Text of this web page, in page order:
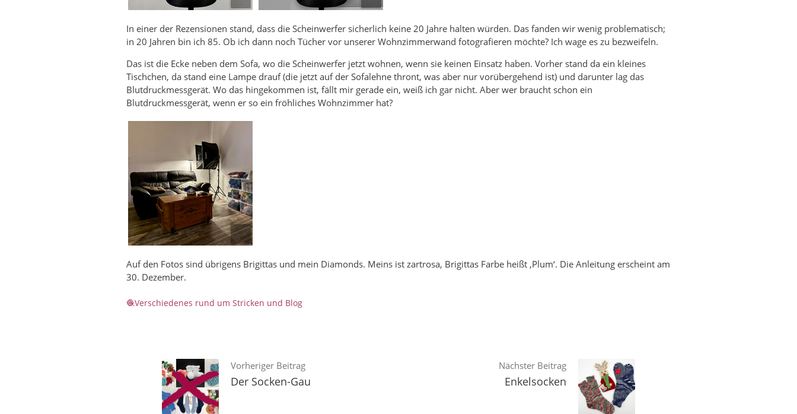
In einer der Rezensionen stand, dass die Scheinwerfer sicherlich keine 20 Jahre halten würden. Das fanden wir wenig problematisch;
in 20 Jahren bin ich 85. Ob ich dann noch Tücher vor unserer Wohnzimmerwand fotografieren möchte? Ich wage es zu bezweifeln.
Das ist die Ecke neben dem Sofa, wo die Scheinwerfer jetzt wohnen, wenn sie keinen Einsatz haben. Vorher stand da ein kleines
Tischchen, da stand eine Lampe drauf (die jetzt auf der Sofalehne thront, was aber nur vorübergehend ist) und darunter lag das
Blutdruckmessgerät. Wo das hingekommen ist, fällt mir gerade ein, weiß ich gar nicht. Aber wer braucht schon ein
Blutdruckmessgerät, wenn er so ein fröhliches Wohnzimmer hat?
Auf den Fotos sind übrigens Brigittas und mein Diamonds. Meins ist zartrosa, Brigittas Farbe heißt ‚Plum‘. Die Anleitung erscheint am
30. Dezember.
Verschiedenes rund um Stricken und Blog
Vorheriger Beitrag
Der Socken-Gau
Nächster Beitrag
Enkelsocken